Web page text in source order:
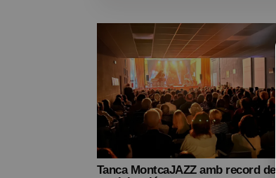
Tanca MontcaJAZZ amb record de